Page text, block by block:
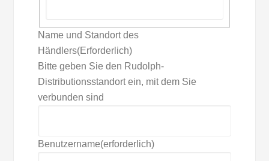
Name und Standort des
Händlers(Erforderlich)
Bitte geben Sie den Rudolph-
Distributionsstandort ein, mit dem Sie
verbunden sind
Benutzername(erforderlich)